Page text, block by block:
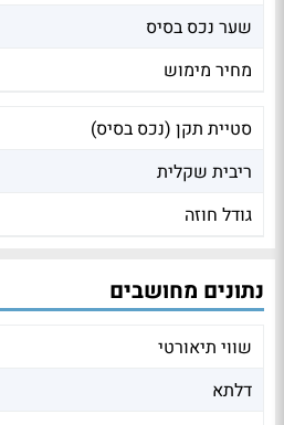
שער נכס בסיס
מחיר מימוש
סטיית תקן (נכס בסיס)
ריבית שקלית
גודל חוזה
נתונים מחושבים
שווי תיאורטי
דלתא